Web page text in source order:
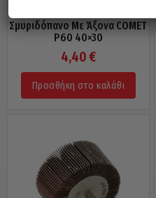
Σμυριδόπανο Με Άξονα COMET
P60 40×30
4,40 €
Προσθήκη στο καλάθι